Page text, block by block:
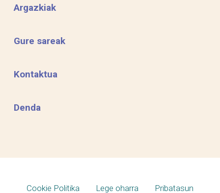
Argazkiak
Gure sareak
Kontaktua
Denda
Cookie Politika Lege oharra
Pribatasun